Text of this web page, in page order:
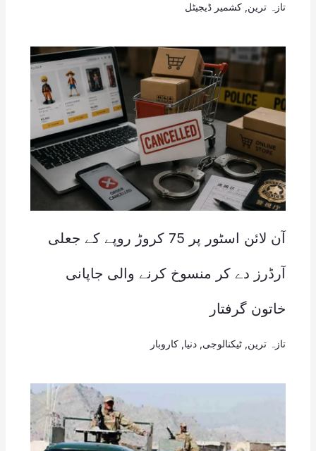
تازہ ترین کشمیر ڈیجیٹل
آن لائن اسٹور پر 75 کروڑ روپے کے جعلی
آرڈرز دے کر منسوخ کرنے والی جاپانی
خاتون گرفتار
تازہ ترین ٹیکنالوجی دنیا کاروبار